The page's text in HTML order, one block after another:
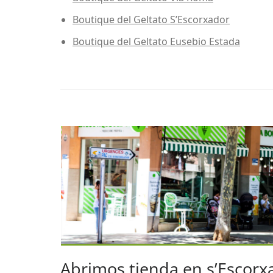
Boutique del Geltato S’Escorxador
Boutique del Geltato Eusebio Estada
Abrimos tienda en